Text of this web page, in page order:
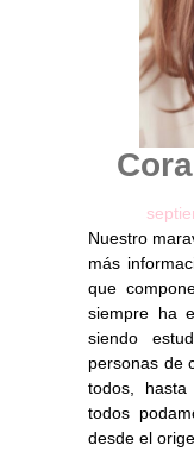
Nuestro
más
que
siempre ha
siendo
personas de
todos,
todos
desde el